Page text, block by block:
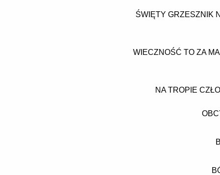
ŚWIĘTY GRZESZNIK
WIECZNOŚĆ TO ZA
NA TROPIE